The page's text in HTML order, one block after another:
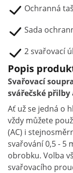
Ochranná
Sada
2 svařovací
Popis
Svařovací
svářečské
Ať už se jedná o
vždy můžete
(AC) i
svařování 0,5 - 5
obrobku. Volba
svařovacího